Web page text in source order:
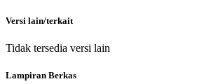
Versi lain/terkait
Tidak tersedia versi lain
Lampiran Berkas